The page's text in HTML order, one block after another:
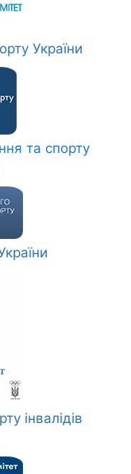
України
та спорту
інвалідів